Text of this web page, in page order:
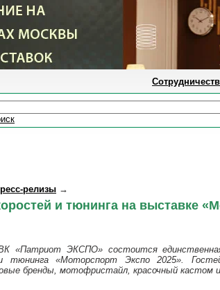
релизы →
и тюнинга на выставке
«Патриот ЭКСПО» состоится
и тюнинга «Моторспорт Экспо 2025».
бренды, мотофристайл, красочный кастом